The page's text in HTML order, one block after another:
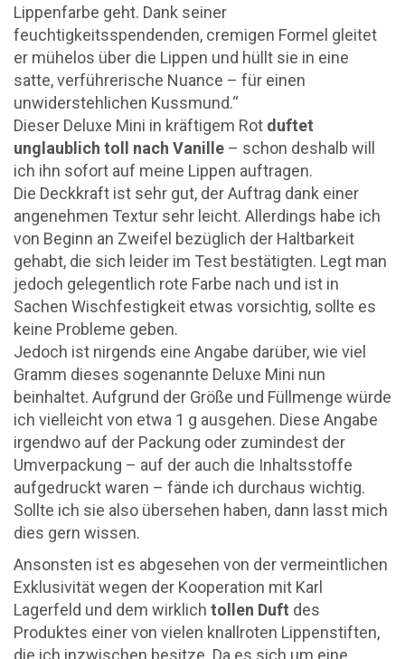
Lippenfarbe geht. Dank seiner
feuchtigkeitsspendenden, cremigen Formel gleitet
er mühelos über die Lippen und hüllt sie in eine
satte, verführerische Nuance – für einen
unwiderstehlichen Kussmund.“
Dieser Deluxe Mini in kräftigem Rot duftet
unglaublich toll nach Vanille – schon deshalb will
ich ihn sofort auf meine Lippen auftragen.
Die Deckkraft ist sehr gut, der Auftrag dank einer
angenehmen Textur sehr leicht. Allerdings habe ich
von Beginn an Zweifel bezüglich der Haltbarkeit
gehabt, die sich leider im Test bestätigten. Legt man
jedoch gelegentlich rote Farbe nach und ist in
Sachen Wischfestigkeit etwas vorsichtig, sollte es
keine Probleme geben.
Jedoch ist nirgends eine Angabe darüber, wie viel
Gramm dieses sogenannte Deluxe Mini nun
beinhaltet. Aufgrund der Größe und Füllmenge würde
ich vielleicht von etwa 1 g ausgehen. Diese Angabe
irgendwo auf der Packung oder zumindest der
Umverpackung – auf der auch die Inhaltsstoffe
aufgedruckt waren – fände ich durchaus wichtig.
Sollte ich sie also übersehen haben, dann lasst mich
dies gern wissen.
Ansonsten ist es abgesehen von der vermeintlichen
Exklusivität wegen der Kooperation mit Karl
Lagerfeld und dem wirklich tollen Duft des
Produktes einer von vielen knallroten Lippenstiften,
die ich inzwischen besitze. Da es sich um eine